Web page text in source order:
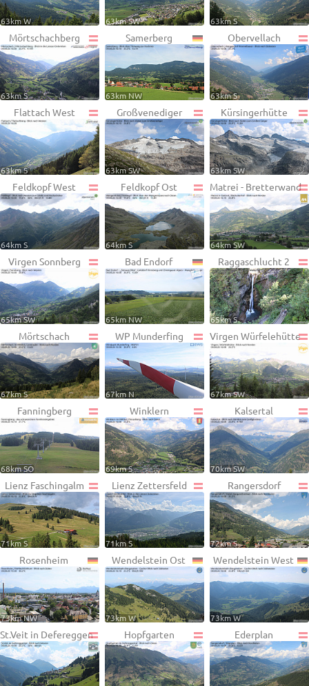
63km W 63km SW 63km S
Mörtschachberg
63km S
Samerberg
63km NW
Obervellach
63km S
Flattach West
63km S
Großvenediger
63km SW
Kürsingerhütte
63km SW
Feldkopf West
64km S
Feldkopf Ost
64km S
Matrei - Bretterwand
64km SW
Virgen Sonnberg
65km SW
Bad Endorf
65km NW
Raggaschlucht 2
65km S
Mörtschach
67km S
WP Munderfing
67km N
Virgen Würfelehütte
67km SW
Fanningberg
68km SO
Winklern
69km S
Kalsertal
70km SW
Lienz Faschingalm
71km S
Lienz Zettersfeld
71km S
Rangersdorf
72km S
Rosenheim
73km NW
Wendelstein Ost
73km W
Wendelstein West
73km W
St.Veit in Defereggen Hopfgarten Ederplan